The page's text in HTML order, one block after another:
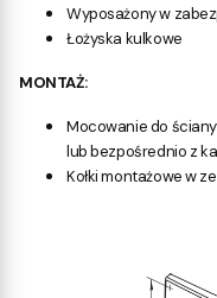
Wyposażony w
Łożyska kulkowe
MONTAŻ:
Mocowanie do
lub bezpośrednio z
Kołki montażowe w